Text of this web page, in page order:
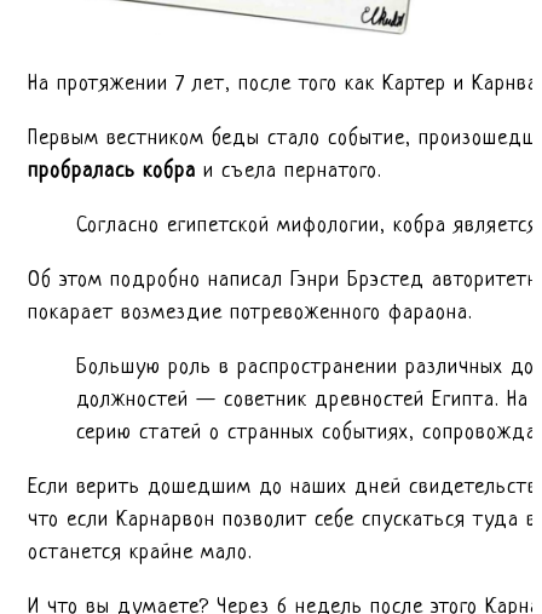
На протяжении 7 лет, после того как Картер и
Первым вестником беды стало событие,
пробралась кобра и съела пернатого.
Согласно египетской мифологии, кобра
Об этом подробно написал Гэнри Брэстед
покарает возмездие потревоженного фараона.
Большую роль в распространении различных
должностей — советник древностей Египта.
серию статей о странных событиях,
Если верить дошедшим до наших дней
что если Карнарвон позволит себе спускаться
останется крайне мало.
И что вы думаете? Через 6 недель после этого